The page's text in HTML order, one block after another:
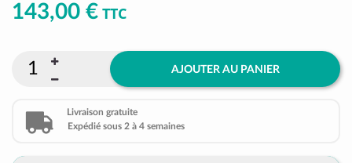
143,00 € TTC
AJOUTER AU PANIER
Livraison gratuite
Expédié sous 2 à 4 semaines